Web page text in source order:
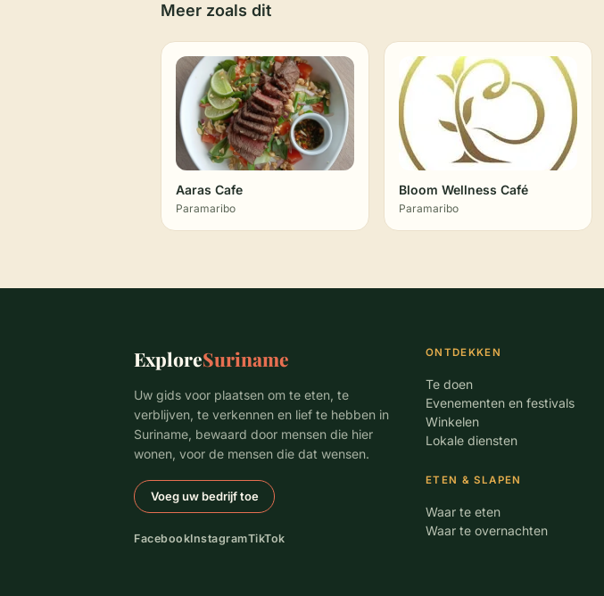
Meer zoals dit
Aaras Cafe
Paramaribo
Bloom Wellness Café
Paramaribo
ExploreSuriname
Uw gids voor plaatsen om te eten, te
verblijven, te verkennen en lief te hebben in
Suriname, bewaard door mensen die hier
wonen, voor de mensen die dat wensen.
Voeg uw bedrijf toe
FacebookInstagramTikTok
ONTDEKKEN
Te doen
Evenementen en festivals
Winkelen
Lokale diensten
ETEN & SLAPEN
Waar te eten
Waar te overnachten